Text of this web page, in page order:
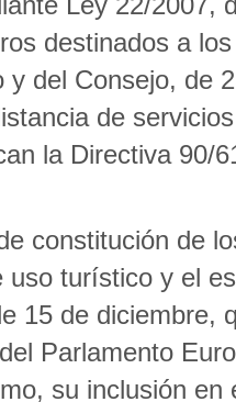
destinados a
y del Consejo, de
de
la Directiva 90/
constitución de
uso turístico y el
15 de diciembre,
Parlamento
su inclusión